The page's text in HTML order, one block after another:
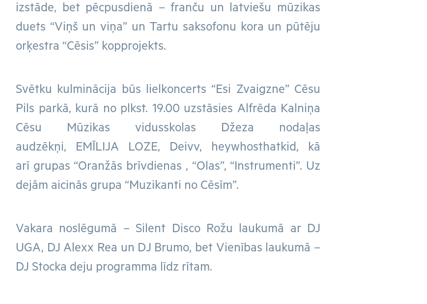
izstāde, bet pēcpusdienā – franču un latviešu mūzikas
duets “Viņš un viņa” un Tartu saksofonu kora un pūtēju
orķestra “Cēsis” kopprojekts.
Svētku kulminācija būs lielkoncerts “Esi Zvaigzne” Cēsu
Pils parkā, kurā no plkst. 19.00 uzstāsies Alfrēda Kalniņa
Cēsu Mūzikas vidusskolas Džeza nodaļas
audzēkņi, EMĪLIJA LOZE, Deivv, heywhosthatkid, kā
arī grupas “Oranžās brīvdienas , “Olas”, “Instrumenti”. Uz
dejām aicinās grupa “Muzikanti no Cēsīm”.
Vakara noslēgumā – Silent Disco Rožu laukumā ar DJ
UGA, DJ Alexx Rea un DJ Brumo, bet Vienības laukumā –
DJ Stocka deju programma līdz rītam.